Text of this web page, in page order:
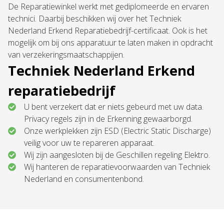
De Reparatiewinkel werkt met gediplomeerde en ervaren
technici. Daarbij beschikken wij over het Techniek
Nederland Erkend Reparatiebedrijf-certificaat. Ook is het
mogelijk om bij ons apparatuur te laten maken in opdracht
van verzekeringsmaatschappijen.
Techniek Nederland Erkend
reparatiebedrijf
U bent verzekert dat er niets gebeurd met uw data.
Privacy regels zijn in de Erkenning gewaarborgd.
Onze werkplekken zijn ESD (Electric Static Discharge)
veilig voor uw te repareren apparaat.
Wij zijn aangesloten bij de Geschillen regeling Elektro.
Wij hanteren de reparatievoorwaarden van Techniek
Nederland en consumentenbond.